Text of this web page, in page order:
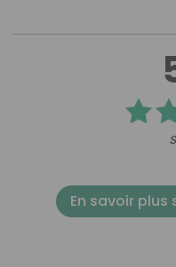
En savoir plus